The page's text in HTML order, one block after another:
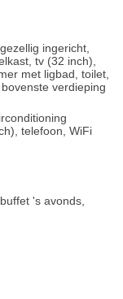
ingericht,
tv (32 inch),
met ligbad, toilet,
verdieping
telefoon, WiFi
's avonds,